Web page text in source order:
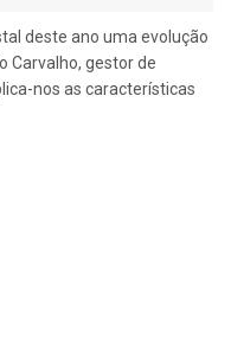
deste ano uma evolução
Carvalho, gestor de
nos as características